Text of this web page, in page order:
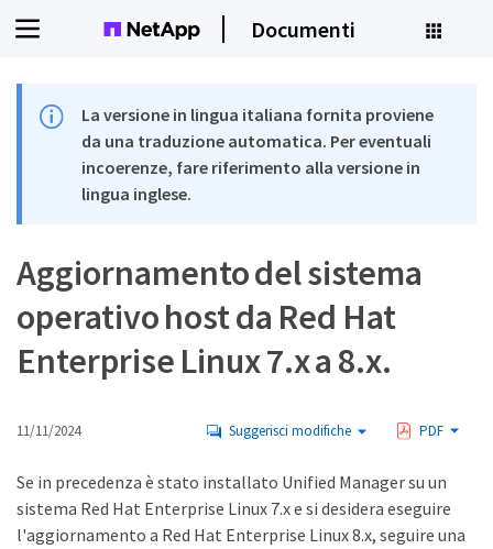
Documenti
La versione in lingua italiana fornita proviene
da una traduzione automatica. Per eventuali
incoerenze, fare riferimento alla versione in
lingua inglese.
Aggiornamento del sistema
operativo host da Red Hat
Enterprise Linux 7.x a 8.x.
11/11/2024 Suggerisci modifiche PDF
Se in precedenza è stato installato Unified Manager su un
sistema Red Hat Enterprise Linux 7.x e si desidera eseguire
l'aggiornamento a Red Hat Enterprise Linux 8.x, seguire una